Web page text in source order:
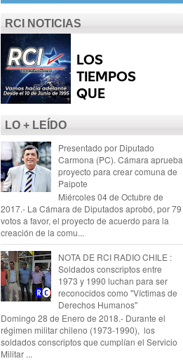
RCI NOTICIAS
LO + LEÍDO
Presentado por Diputado
Carmona (PC). Cámara aprueba
proyecto para crear comuna de
Paipote
Miércoles 04 de Octubre de
2017.- La Cámara de Diputados aprobó, por 79
votos a favor, el proyecto de acuerdo para la
creación de la comu...
NOTA DE RCI RADIO CHILE :
Soldados conscriptos entre
1973 y 1990 luchan para ser
reconocidos como "Víctimas de
Derechos Humanos"
Domingo 28 de Enero de 2018.- Durante el
régimen militar chileno (1973-1990), los
soldados conscriptos que cumplían el Servicio
Militar ...